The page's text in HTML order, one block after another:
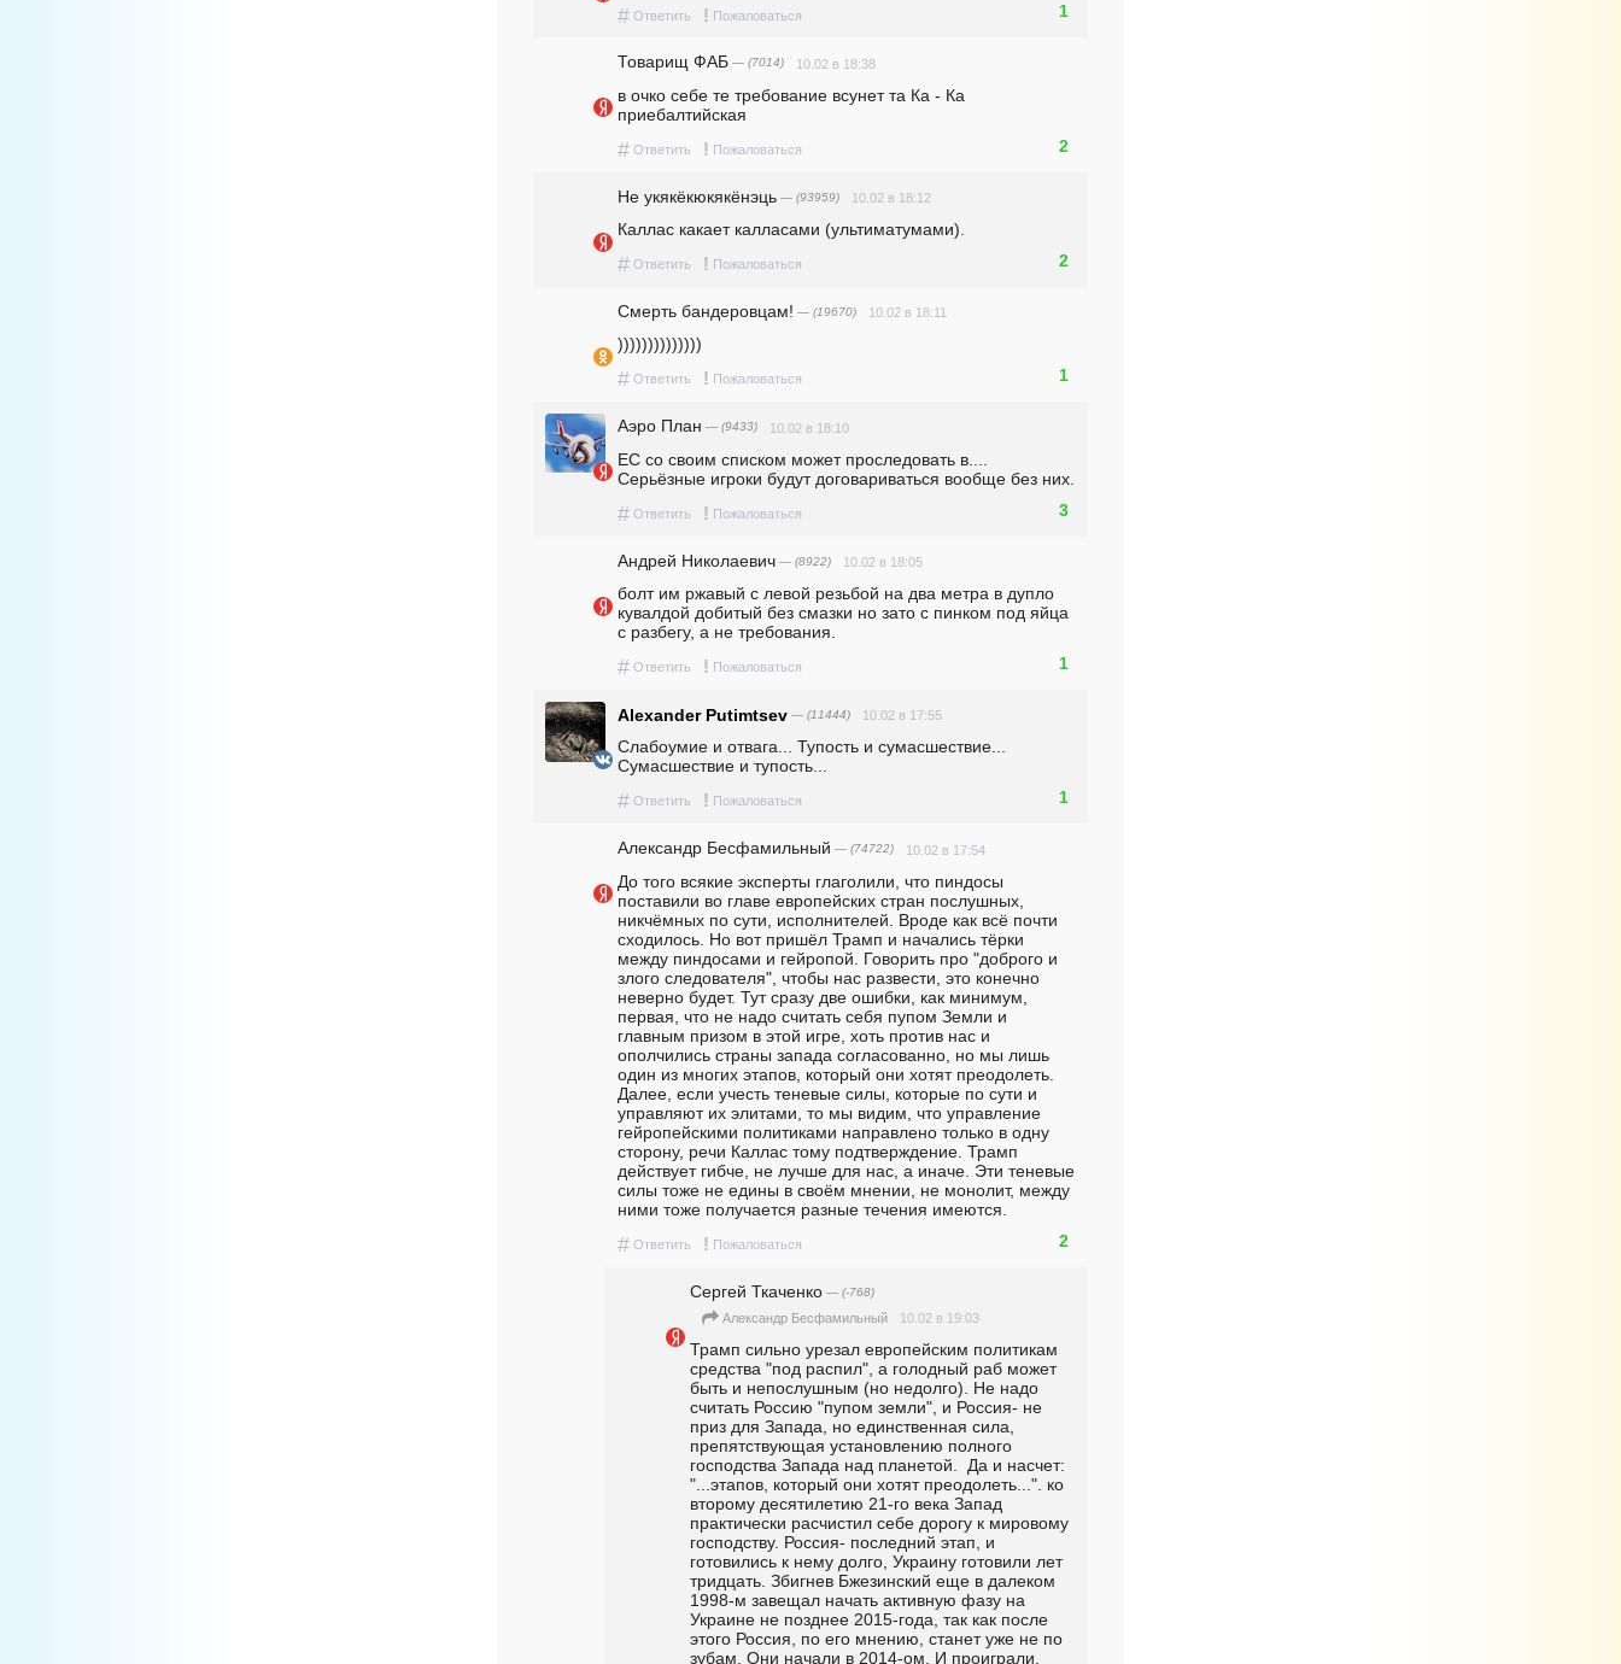
# Ответить ! Пожаловаться 1
Товарищ ФАБ — (7014) 10.02 в 18:38
в очко себе те требование всунет та Ка - Ка
приебалтийская
# Ответить ! Пожаловаться 2
Не укякёкюкякёнэць — (93959) 10.02 в 18:12
Каллас какает калласами (ультиматумами).
# Ответить ! Пожаловаться 2
Смерть бандеровцам! — (19670) 10.02 в 18:11
))))))))))))))
# Ответить ! Пожаловаться 1
Аэро План — (9433) 10.02 в 18:10
ЕС со своим списком может проследовать в....
Серьёзные игроки будут договариваться вообще без них.
# Ответить ! Пожаловаться 3
Андрей Николаевич — (8922) 10.02 в 18:05
болт им ржавый с левой резьбой на два метра в дупло
кувалдой добитый без смазки но зато с пинком под яйца
с разбегу, а не требования.
# Ответить ! Пожаловаться 1
Alexander Putimtsev — (11444) 10.02 в 17:55
Слабоумие и отвага... Тупость и сумасшествие...
Сумасшествие и тупость...
# Ответить ! Пожаловаться 1
Александр Бесфамильный — (74722) 10.02 в 17:54
До того всякие эксперты глаголили, что пиндосы
поставили во главе европейских стран послушных,
никчёмных по сути, исполнителей. Вроде как всё почти
сходилось. Но вот пришёл Трамп и начались тёрки
между пиндосами и гейропой. Говорить про "доброго и
злого следователя", чтобы нас развести, это конечно
неверно будет. Тут сразу две ошибки, как минимум,
первая, что не надо считать себя пупом Земли и
главным призом в этой игре, хоть против нас и
ополчились страны запада согласованно, но мы лишь
один из многих этапов, который они хотят преодолеть.
Далее, если учесть теневые силы, которые по сути и
управляют их элитами, то мы видим, что управление
гейропейскими политиками направлено только в одну
сторону, речи Каллас тому подтверждение. Трамп
действует гибче, не лучше для нас, а иначе. Эти теневые
силы тоже не едины в своём мнении, не монолит, между
ними тоже получается разные течения имеются.
# Ответить ! Пожаловаться 2
Сергей Ткаченко — (-768)
Александр Бесфамильный 10.02 в 19:03
Трамп сильно урезал европейским политикам
средства "под распил", а голодный раб может
быть и непослушным (но недолго). Не надо
считать Россию "пупом земли", и Россия- не
приз для Запада, но единственная сила,
препятствующая установлению полного
господства Запада над планетой.  Да и насчет:
"...этапов, который они хотят преодолеть...". ко
второму десятилетию 21-го века Запад
практически расчистил себе дорогу к мировому
господству. Россия- последний этап, и
готовились к нему долго, Украину готовили лет
тридцать. Збигнев Бжезинский еще в далеком
1998-м завещал начать активную фазу на
Украине не позднее 2015-года, так как после
этого Россия, по его мнению, станет уже не по
зубам. Они начали в 2014-ом. И проиграли.